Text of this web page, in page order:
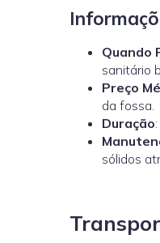
Quando
sanitário
Preço
da fossa.
Duração
sólidos